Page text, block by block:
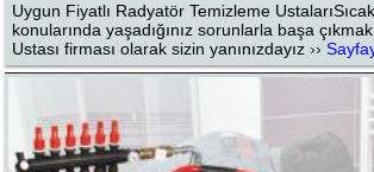
Uygun Fiyatlı Radyatör Temizleme
konularında yaşadığınız sorunlarla başa
Ustası firması olarak sizin yanınızdayız ››